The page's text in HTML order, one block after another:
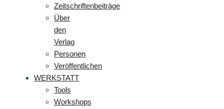
Zeitschriftenbeiträge
Über
den
Verlag
Personen
Veröffentlichen
WERKSTATT
Tools
Workshops